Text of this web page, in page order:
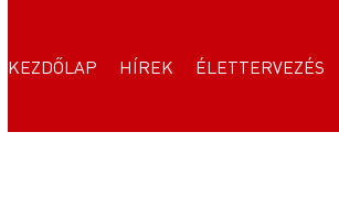
KEZDŐLAP HÍREK ÉLETTERVEZÉS